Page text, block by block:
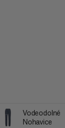
Vodeodolné
Nohavice